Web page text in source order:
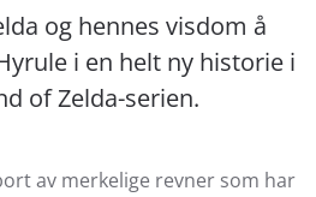
og hennes visdom å
i en helt ny historie i
of Zelda-serien.
av merkelige revner som har